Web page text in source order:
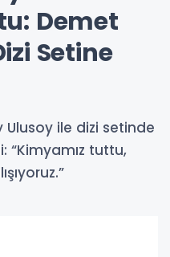
Demet
Setine
ile dizi setinde
“Kimyamız tuttu,